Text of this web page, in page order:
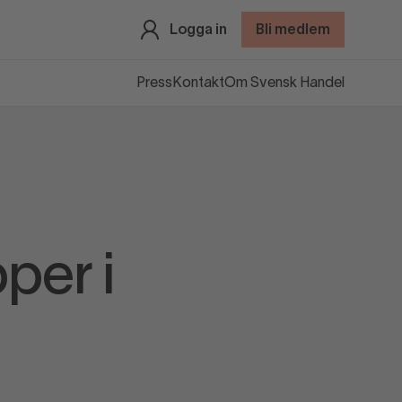
Logga in Bli medlem
Press KontaktOm Svensk Handel
i